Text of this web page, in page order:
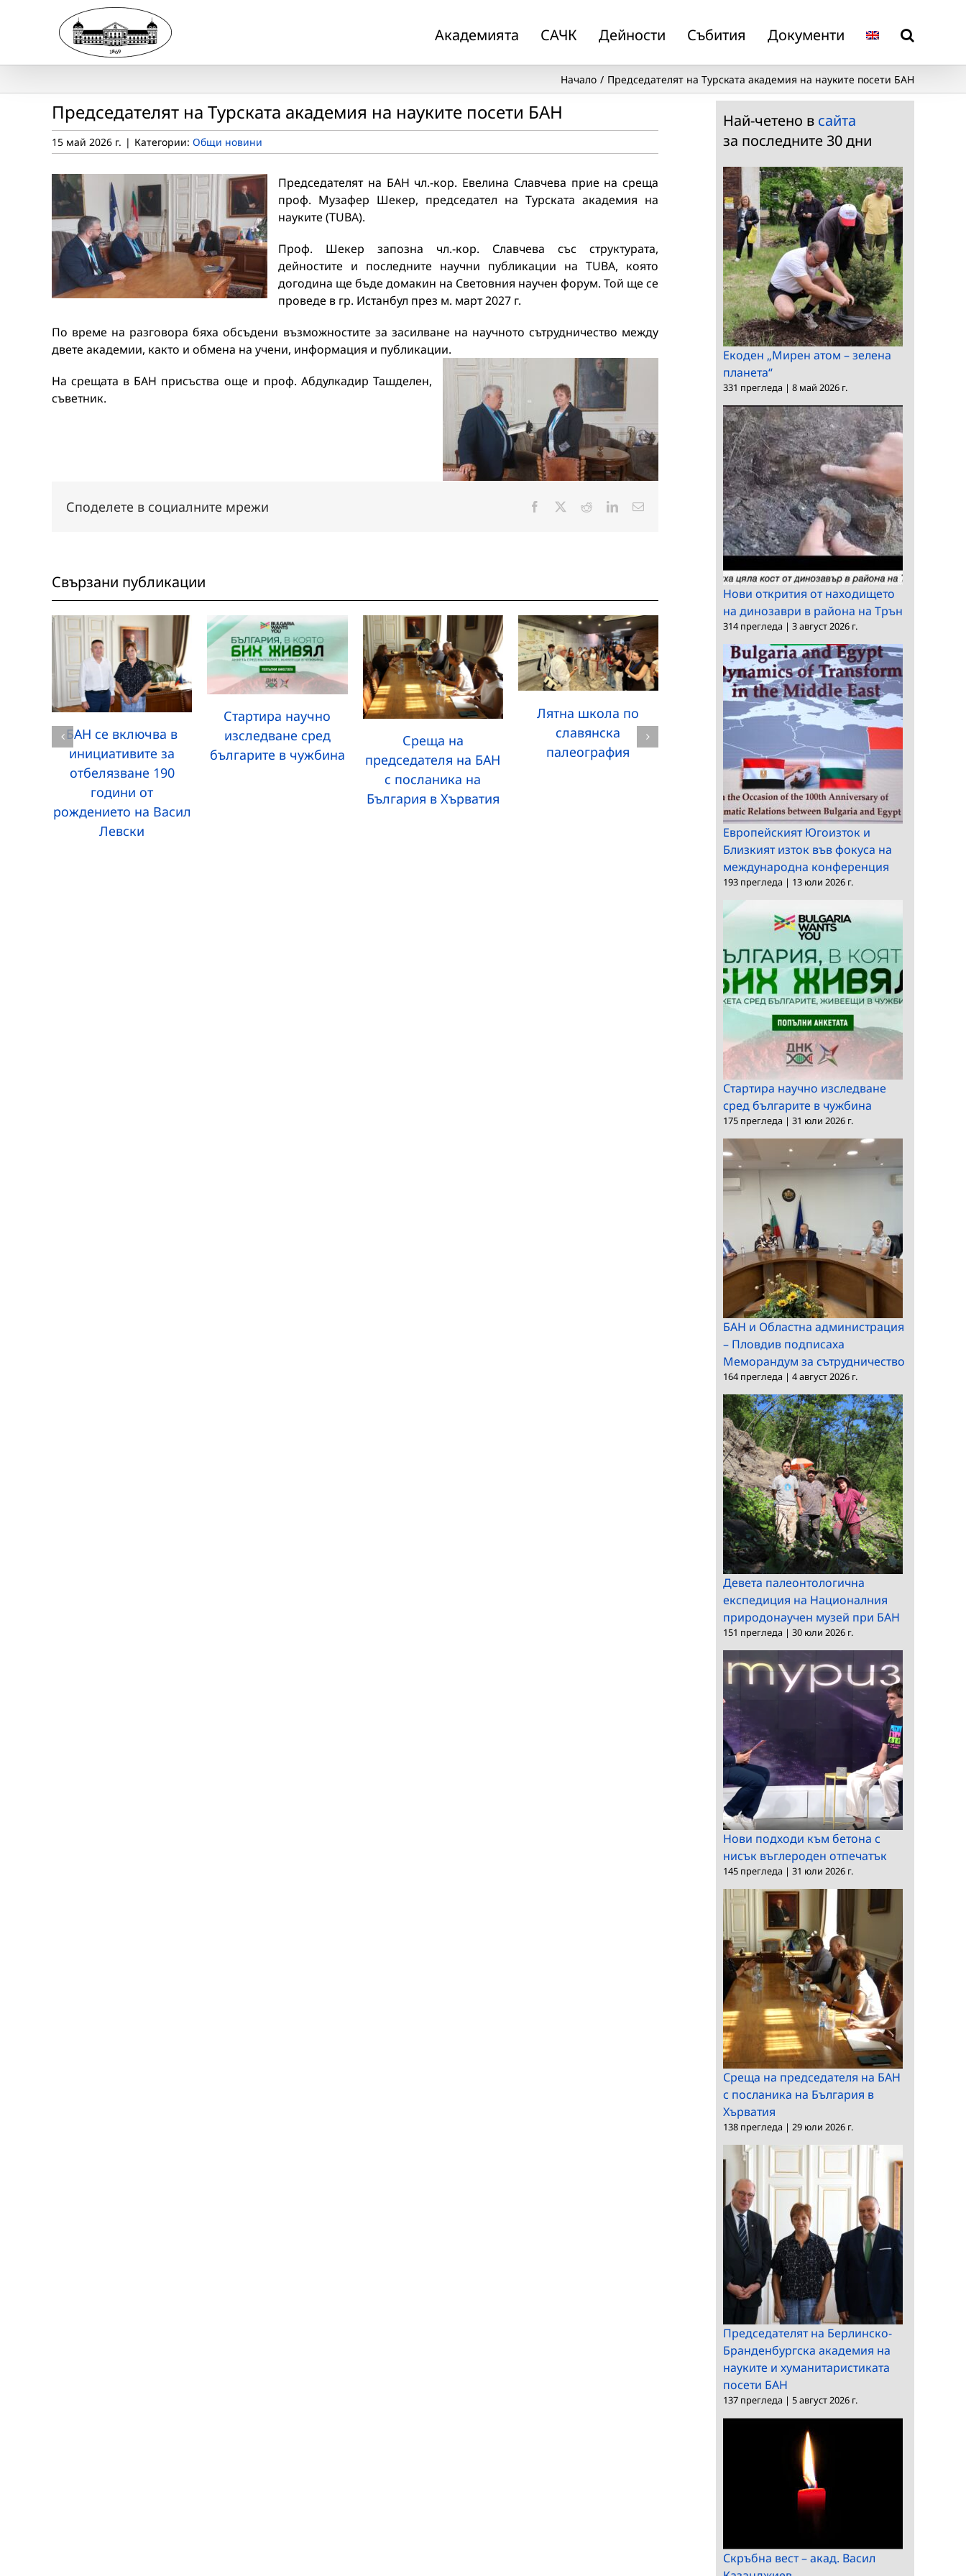
Академията САЧК Дейности Събития Документи
Начало Председателят на Турската академия на науките посети БАН
Председателят на Турската академия на науките посети БАН
15 май 2026 г. | Категории: Общи новини
Председателят на БАН чл.-кор. Евелина Славчева прие на среща
проф. Музафер Шекер, председател на Турската академия на
науките (TUBA).
Проф. Шекер запозна чл.-кор. Славчева със структурата,
дейностите и последните научни публикации на TUBA, която
догодина ще бъде домакин на Световния научен форум. Той ще се
проведе в гр. Истанбул през м. март 2027 г.
По време на разговора бяха обсъдени възможностите за засилване на научното сътрудничество между
двете академии, както и обмена на учени, информация и публикации.
На срещата в БАН присъства още и проф. Абдулкадир Ташделен,
съветник.
Споделете в социалните мрежи Facebook RedditLinkedInЕлектронна
Свързани публикации
БАН се включва в
инициативите за
отбелязване 190
години от
рождението на Васил
Левски
Стартира научно
изследване сред
българите в чужбина
Среща на
председателя на БАН
с посланика на
България в Хърватия
Лятна школа по
славянска
палеография
Среща на
председателя на БАН
с посланика на
България в Словакия
Конкурс за професор
в ИМИ
Най-четено в сайта
за последните 30 дни
Екоден „Мирен атом – зелена
планета“
331 прегледа | 8 май 2026 г.
Нови открития от находището
на динозаври в района на Трън
314 прегледа | 3 август 2026 г.
Европейският Югоизток и
Близкият изток във фокуса на
международна конференция
193 прегледа | 13 юли 2026 г.
Стартира научно изследване
сред българите в чужбина
175 прегледа | 31 юли 2026 г.
БАН и Областна администрация
– Пловдив подписаха
Меморандум за сътрудничество
164 прегледа | 4 август 2026 г.
Девета палеонтологична
експедиция на Националния
природонаучен музей при БАН
151 прегледа | 30 юли 2026 г.
Нови подходи към бетона с
нисък въглероден отпечатък
145 прегледа | 31 юли 2026 г.
Среща на председателя на БАН
с посланика на България в
Хърватия
138 прегледа | 29 юли 2026 г.
Председателят на Берлинско-
Бранденбургска академия на
науките и хуманитаристиката
посети БАН
137 прегледа | 5 август 2026 г.
Скръбна вест – акад. Васил